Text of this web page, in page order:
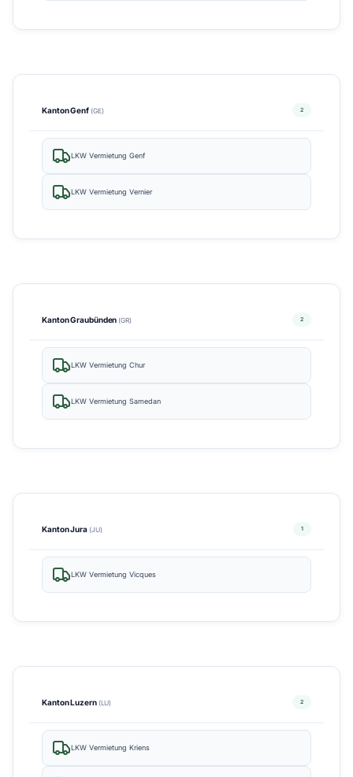
Kanton Genf (GE) 2
LKW Vermietung Genf
LKW Vermietung Vernier
Kanton Graubünden (GR) 2
LKW Vermietung Chur
LKW Vermietung Samedan
Kanton Jura (JU) 1
LKW Vermietung Vicques
Kanton Luzern (LU) 2
LKW Vermietung Kriens